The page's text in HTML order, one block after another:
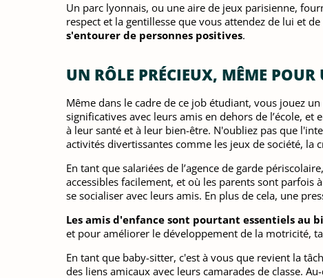
Un parc lyonnais, ou une aire de jeux parisienne,
respect et la gentillesse que vous attendez de lui et
s'entourer de personnes positives.
UN RÔLE PRÉCIEUX, MÊME
Même dans le cadre de ce job étudiant, vous jouez
significatives avec leurs amis en dehors de l’école,
à leur santé et à leur bien-être. N'oubliez pas que
activités divertissantes comme les jeux de société,
En tant que salariées de l’agence de garde
accessibles facilement, et où les parents sont parfois
se socialiser avec leurs amis. En plus de cela, une
Les amis d'enfance sont pourtant essentiels au
et pour améliorer le développement de la motricité,
En tant que baby-sitter, c'est à vous que revient la
des liens amicaux avec leurs camarades de classe.